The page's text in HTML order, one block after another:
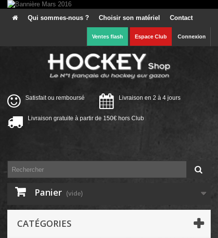
Qui sommes-nous ? Choisir son matériel Contact
Ventes flash Espace Club Connexion
Satisfait ou remboursé Livraison en 2 à 4 jours
Livraison gratuite à partir de 150€ hors Club
Panier (vide)
CATÉGORIES